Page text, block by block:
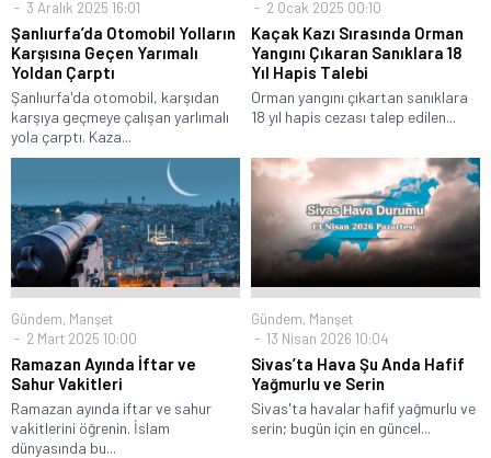
3 Aralık 2025 16:01
Şanlıurfa’da Otomobil Yolların
Karşısına Geçen Yarımalı
Yoldan Çarptı
Şanlıurfa'da otomobil, karşıdan
karşıya geçmeye çalışan yarlımalı
yola çarptı. Kaza...
2 Ocak 2025 00:10
Kaçak Kazı Sırasında Orman
Yangını Çıkaran Sanıklara 18
Yıl Hapis Talebi
Orman yangını çıkartan sanıklara
18 yıl hapis cezası talep edilen...
Gündem, Manşet
2 Mart 2025 10:00
Ramazan Ayında İftar ve
Sahur Vakitleri
Ramazan ayında iftar ve sahur
vakitlerini öğrenin. İslam
dünyasında bu...
Gündem, Manşet
13 Nisan 2026 10:04
Sivas’ta Hava Şu Anda Hafif
Yağmurlu ve Serin
Sivas'ta havalar hafif yağmurlu ve
serin; bugün için en güncel...